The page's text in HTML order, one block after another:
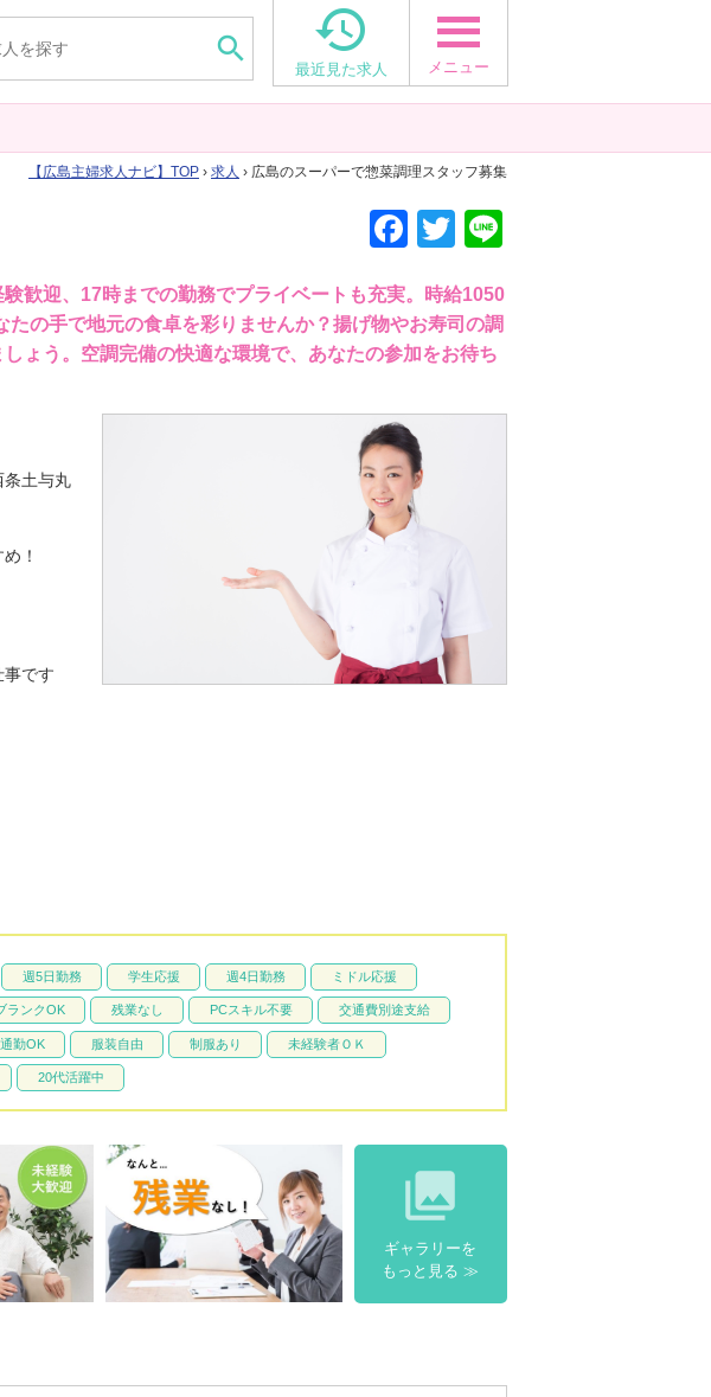
 
最近見た求人 メニュー
広島主婦求人ナビ TOP › 求人 › 広島のスーパーで惣菜調理スタッフ募集
歓迎、17時までの勤務でプライベートも充実。時給1050
の手で地元の食卓を彩りませんか？揚げ物やお寿司の調
ょう。空調完備の快適な環境で、あなたの参加をお待ち
F
c
e
o
o
k
T
tt
er
e
土与丸
！
事です
週5日勤務 学生応援 週4日勤務 ミドル応援
ランクOK 残業なし PCスキル不要 交通費別途支給
勤OK 服装自由 制服あり 未経験者ＯＫ
20代活躍中

ギャラリーを
もっと見る